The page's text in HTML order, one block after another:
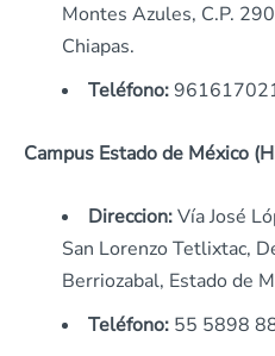
Montes Azules, C.P.
Chiapas.
Teléfono:
Campus Estado de México
Direccion:Vía José
San Lorenzo Tetlixtac,
Berriozabal, Estado de
Teléfono: 55 5898